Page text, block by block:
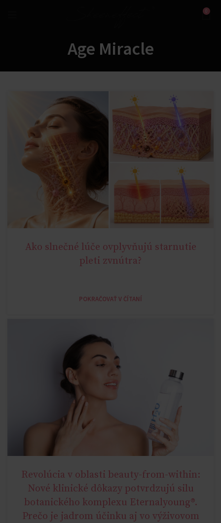
0
Age Miracle
AGE MIRACLE, AGELESS
Ako slnečné lúče ovplyvňujú starnutie
pleti zvnútra?
POKRAČOVAŤ V ČÍTANÍ
Revolúcia v oblasti beauty-from-within:
Nové klinické dôkazy potvrdzujú silu
botanického komplexu Eternalyoung®.
Prečo je jadrom účinku aj vo výživovom